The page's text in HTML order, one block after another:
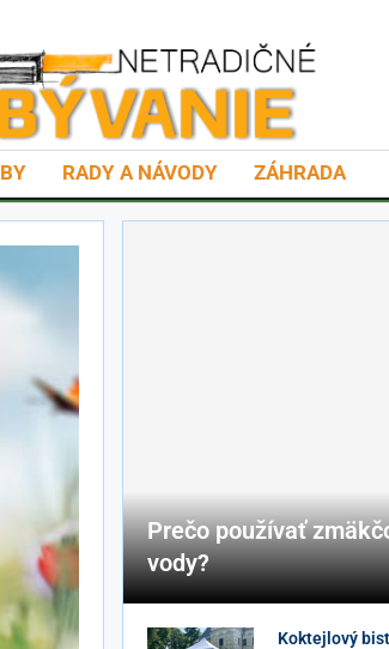
RADY A NÁVODY ZÁHRADA
Prečo používať
vody?
Koktejlový